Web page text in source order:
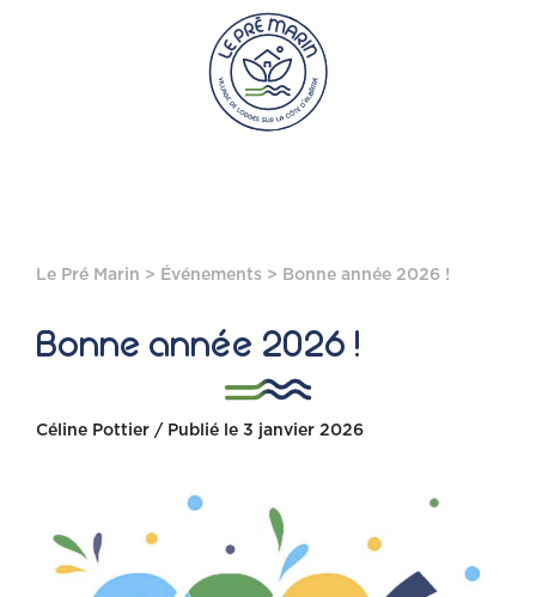
Le Pré Marin > Événements > Bonne année 2026 !
Bonne année 2026 !
Céline Pottier / Publié le 3 janvier 2026